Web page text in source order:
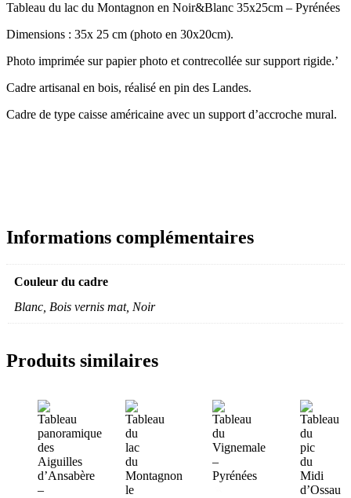
Tableau du lac du Montagnon en Noir&Blanc 35x25cm – Pyrénées
Dimensions : 35x 25 cm (photo en 30x20cm).
Photo imprimée sur papier photo et contrecollée sur support rigide.’
Cadre artisanal en bois, réalisé en pin des Landes.
Cadre de type caisse américaine avec un support d’accroche mural.
Informations complémentaires
Couleur du cadre
Blanc, Bois vernis mat, Noir
Produits similaires